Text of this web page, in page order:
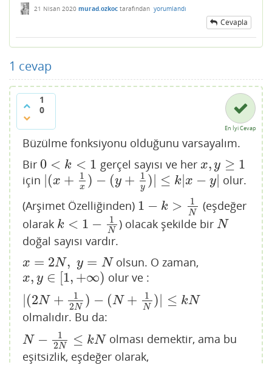
21 Nisan 2020 murad.ozkoc tarafından yorumlandı
Cevapla
1 cevap
1
0
En İyi Cevap
Büzülme fonksiyonu olduğunu varsayalım.
Bir 0 < k < 1
0<k< 1 gerçel sayısı ve her x, y ≥ 1
x,y≥1
için |(x + 1
x ) − (y + 1
y )| ≤ k|x − y|
|(x+ 1x −( y +1 y)|≤k| x−y
olur.
(Arşimet Özelliğinden) 1 − k > 1
N
1 −k> 1N
(eşdeğer
olarak k < 1 − 1
N
k< 1− 1N ) olacak şekilde bir N
N
doğal sayısı vardır.
x = 2N, y = N
x= 2N , y=N olsun. O zaman,
x, y ∈ 1, +∞)
x,y ∈ [1 ∞) olur ve :
|(2N +
1
2 N ) − (N + 1
N )| ≤ kN
|(2N+ 12 N)−( N +1 N)|≤kN
olmalıdır. Bu da:
N −
1
2N ≤ kN
N− 12 N≤k N
olması demektir, ama bu
eşitsizlik, eşdeğer olarak,